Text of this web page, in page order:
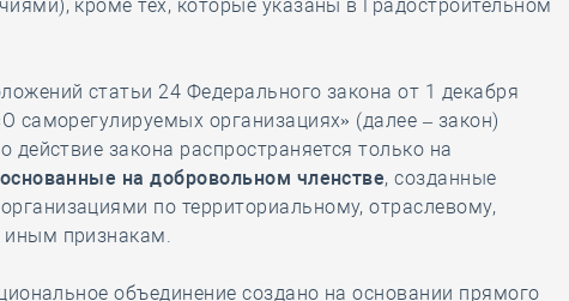
кроме тех, которые указаны в Градостроительном
статьи 24 Федерального закона от 1 декабря
саморегулируемых организациях» (далее – закон)
действие закона распространяется только на
основанные на добровольном членстве, созданные
по территориальному, отраслевому,
признакам.
объединение создано на основании прямого